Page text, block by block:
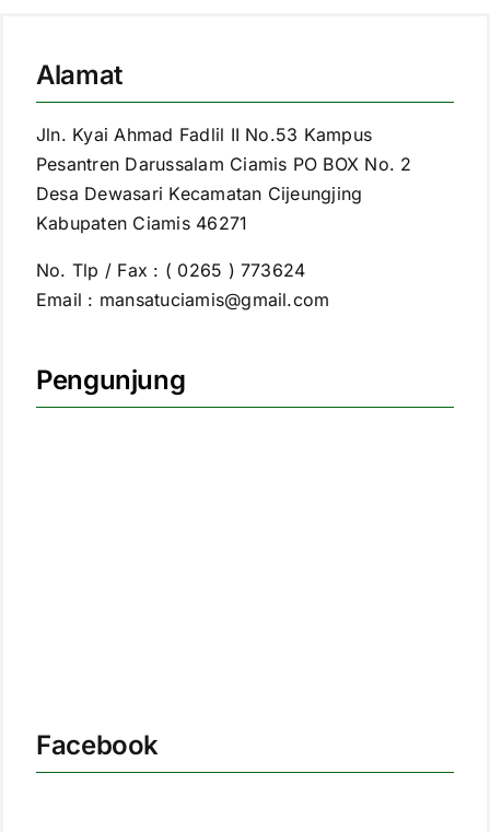
Alamat
Jln. Kyai Ahmad Fadlil II No.53 Kampus
Pesantren Darussalam Ciamis PO BOX No. 2
Desa Dewasari Kecamatan Cijeungjing
Kabupaten Ciamis 46271
No. Tlp / Fax : ( 0265 ) 773624
Email : mansatuciamis@gmail.com
Pengunjung
Facebook